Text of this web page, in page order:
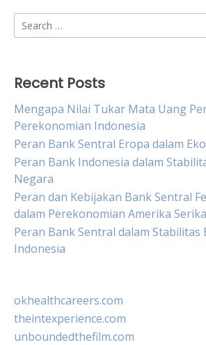
Search
for:
Recent Posts
Mengapa Nilai Tukar Mata Uang
Perekonomian Indonesia
Peran Bank Sentral Eropa dalam
Peran Bank Indonesia dalam
Negara
Peran dan Kebijakan Bank Sentral
dalam Perekonomian Amerika
Peran Bank Sentral dalam Stabilitas
Indonesia
okhealthcareers.com
theintexperience.com
unboundedthefilm.com